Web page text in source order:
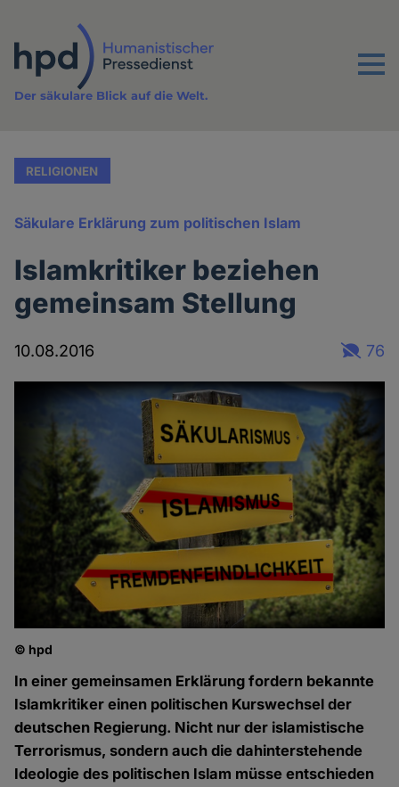
Inhalt
Menu
Der säkulare Blick auf die Welt.
RELIGIONEN
Säkulare Erklärung zum politischen Islam
Islamkritiker beziehen
gemeinsam Stellung
10.08.2016 76
© hpd
In einer gemeinsamen Erklärung fordern bekannte
Islamkritiker einen politischen Kurswechsel der
deutschen Regierung. Nicht nur der islamistische
Terrorismus, sondern auch die dahinterstehende
Ideologie des politischen Islam müsse entschieden